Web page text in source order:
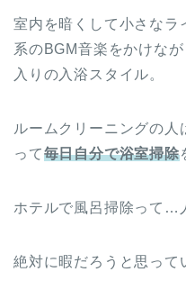
室内を暗くして小さなラ
系のBGM音楽をかけな
入りの入浴スタイル。
ルームクリーニングの人
って毎日自分で浴室掃除
ホテルで風呂掃除って…
絶対に暇だろうと思って